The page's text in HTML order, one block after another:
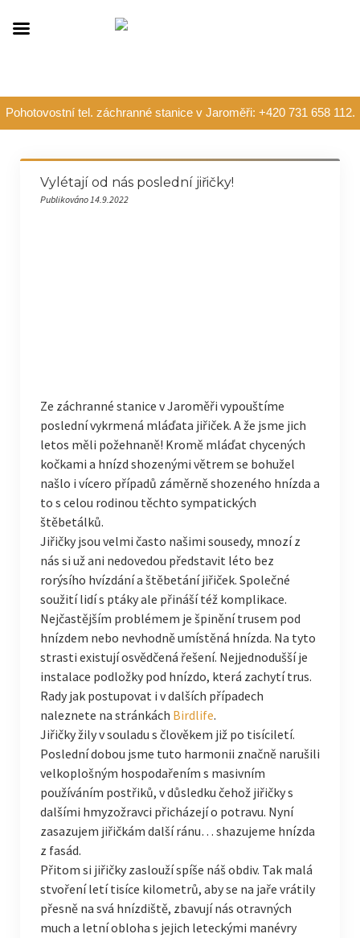
Pohotovostní tel. záchranné stanice v Jaroměři: +420 731 658 112.
Vylétají od nás poslední jiřičky!
Publikováno 14.9.2022
Ze záchranné stanice v Jaroměři vypouštíme
poslední vykrmená mláďata jiřiček. A že jsme jich
letos měli požehnaně! Kromě mláďat chycených
kočkami a hnízd shozenými větrem se bohužel
našlo i vícero případů záměrně shozeného hnízda a
to s celou rodinou těchto sympatických
štěbetálků.
Jiřičky jsou velmi často našimi sousedy, mnozí z
nás si už ani nedovedou představit léto bez
rorýsího hvízdání a štěbetání jiřiček. Společné
soužití lidí s ptáky ale přináší též komplikace.
Nejčastějším problémem je špinění trusem pod
hnízdem nebo nevhodně umístěná hnízda. Na tyto
strasti existují osvědčená řešení. Nejjednodušší je
instalace podložky pod hnízdo, která zachytí trus.
Rady jak postupovat i v dalších případech
naleznete na stránkách Birdlife.
Jiřičky žily v souladu s člověkem již po tisíciletí.
Poslední dobou jsme tuto harmonii značně narušili
velkoplošným hospodařením s masivním
používáním postřiků, v důsledku čehož jiřičky s
dalšími hmyzožravci přicházejí o potravu. Nyní
zasazujem jiřičkám další ránu… shazujeme hnízda
z fasád.
Přitom si jiřičky zaslouží spíše náš obdiv. Tak malá
stvoření letí tisíce kilometrů, aby se na jaře vrátily
přesně na svá hnízdiště, zbavují nás otravných
much a letní obloha s jejich leteckými manévry